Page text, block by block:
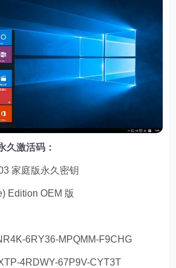
久激活码：
家庭版永久密钥
Edition OEM 版
6RY36-MPQMM-F9CHG
4RDWY-67P9V-CYT3T